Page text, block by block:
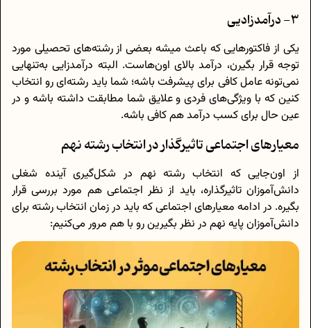
3- درآمدزادیی
یکی از فاکتورهایی که باعث میشه بعضی از رشته‌های تحصیلی مورد
توجه قرار بگیرن، درآمد بالای اون‌هاست. البته درآمدزایی به‌تنهایی
نمی‌تونه عامل کافی برای پیشرفت باشه؛ شما باید رشته‌ای رو انتخاب
کنین که با ویژگی‌های فردی و علایق شما مطابقت داشته باشه و در
عین حال برای کسب درآمد هم کافی باشه.
معیارهای اجتماعی تاثیرگذار در انتخاب رشته نهم
از اون‌جایی که انتخاب رشته نهم در شکل‌گیری آینده شغلی
دانش‌آموزان تاثیرگذاره، باید از نظر اجتماعی هم مورد بررسی قرار
بگیره. در ادامه معیارهای اجتماعی که باید در زمان انتخاب رشته برای
دانش‌آموزان پایه نهم در نظر بگیرین رو با هم مرور می‌کنیم: